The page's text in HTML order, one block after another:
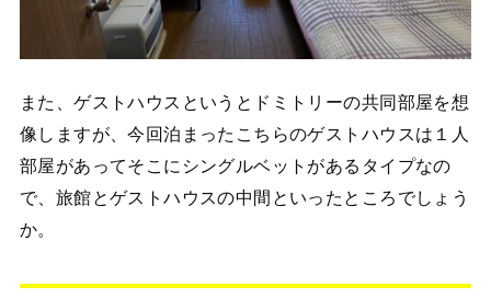
また、ゲストハウスというとドミトリーの共同部屋を想
像しますが、今回泊まったこちらのゲストハウスは１人
部屋があってそこにシングルベットがあるタイプなの
で、旅館とゲストハウスの中間といったところでしょう
か。